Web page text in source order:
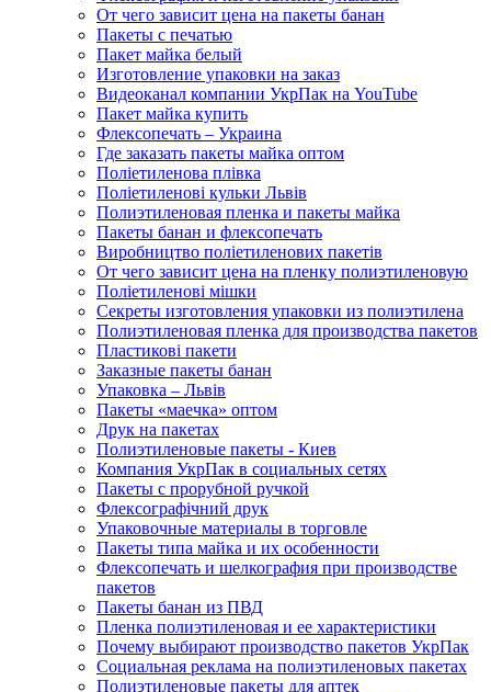
От чего зависит цена на пакеты банан
Пакеты с печатью
Пакет майка белый
Изготовление упаковки на заказ
Видеоканал компании УкрПак на YouTube
Пакет майка купить
Флексопечать – Украина
Где заказать пакеты майка оптом
Поліетиленова плівка
Поліетиленові кульки Львів
Полиэтиленовая пленка и пакеты майка
Пакеты банан и флексопечать
Виробництво поліетиленових пакетів
От чего зависит цена на пленку полиэтиленовую
Поліетиленові мішки
Секреты изготовления упаковки из полиэтилена
Полиэтиленовая пленка для производства пакетов
Пластикові пакети
Заказные пакеты банан
Упаковка – Львів
Пакеты «маечка» оптом
Друк на пакетах
Полиэтиленовые пакеты - Киев
Компания УкрПак в социальных сетях
Пакеты с прорубной ручкой
Флексографічний друк
Упаковочные материалы в торговле
Пакеты типа майка и их особенности
Флексопечать и шелкография при производстве
пакетов
Пакеты банан из ПВД
Пленка полиэтиленовая и ее характеристики
Почему выбирают производство пакетов УкрПак
Социальная реклама на полиэтиленовых пакетах
Полиэтиленовые пакеты для аптек